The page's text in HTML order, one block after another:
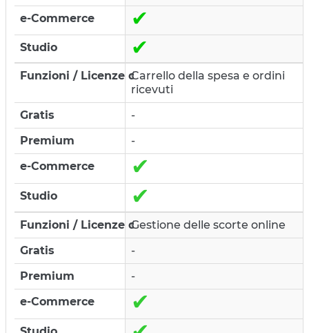
✔
✔
Carrello della spesa e ordini
ricevuti
-
-
✔
✔
Gestione delle scorte online
-
-
✔